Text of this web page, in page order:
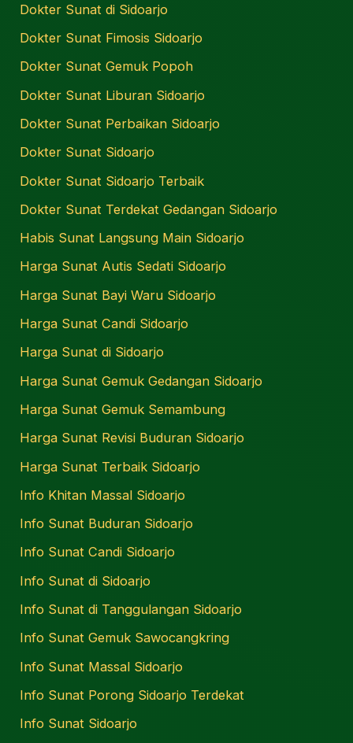
Dokter Sunat di Sidoarjo
Dokter Sunat Fimosis Sidoarjo
Dokter Sunat Gemuk Popoh
Dokter Sunat Liburan Sidoarjo
Dokter Sunat Perbaikan Sidoarjo
Dokter Sunat Sidoarjo
Dokter Sunat Sidoarjo Terbaik
Dokter Sunat Terdekat Gedangan Sidoarjo
Habis Sunat Langsung Main Sidoarjo
Harga Sunat Autis Sedati Sidoarjo
Harga Sunat Bayi Waru Sidoarjo
Harga Sunat Candi Sidoarjo
Harga Sunat di Sidoarjo
Harga Sunat Gemuk Gedangan Sidoarjo
Harga Sunat Gemuk Semambung
Harga Sunat Revisi Buduran Sidoarjo
Harga Sunat Terbaik Sidoarjo
Info Khitan Massal Sidoarjo
Info Sunat Buduran Sidoarjo
Info Sunat Candi Sidoarjo
Info Sunat di Sidoarjo
Info Sunat di Tanggulangan Sidoarjo
Info Sunat Gemuk Sawocangkring
Info Sunat Massal Sidoarjo
Info Sunat Porong Sidoarjo Terdekat
Info Sunat Sidoarjo